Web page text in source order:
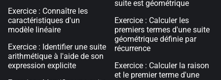
Exercice : Connaître les
caractéristiques d'un
modèle linéaire
Exercice : Identifier une suite
arithmétique à l'aide de son
expression explicite
suite est géométrique
Exercice : Calculer les
premiers termes d'une suite
géométrique définie par
récurrence
Exercice : Calculer la raison
et le premier terme d'une